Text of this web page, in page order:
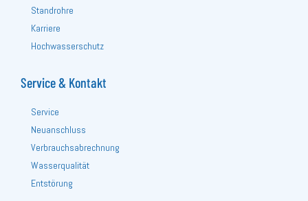
Standrohre
Karriere
Hochwasserschutz
Service & Kontakt
Service
Neuanschluss
Verbrauchsabrechnung
Wasserqualität
Entstörung